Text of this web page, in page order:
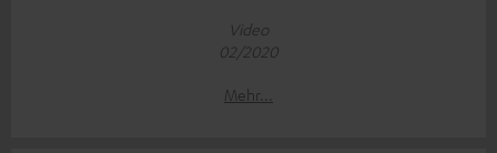
Video
02/2020
Mehr...